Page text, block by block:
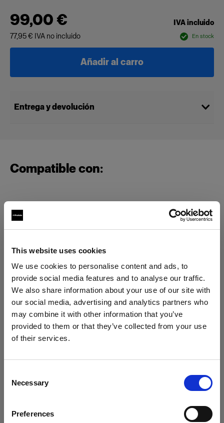
This website uses cookies
We use cookies to personalise content and ads, to
provide social media features and to analyse our traffic.
We also share information about your use of our site with
our social media, advertising and analytics partners who
may combine it with other information that you’ve
provided to them or that they’ve collected from your use
of their services.
Selection
Necessary
Preferences
¿Quieres actualizar tu ubicación?
99,00 €
IVA incluido
77,95 € IVA no incluido En stock
Añadir al carro
Entrega y devolución
Compatible con:
Locking Set Rubbercollar
Rubbercollar
Softboxes
RFi Softbox Strip
RFi Softbox Octa
Mostrar todos los productos